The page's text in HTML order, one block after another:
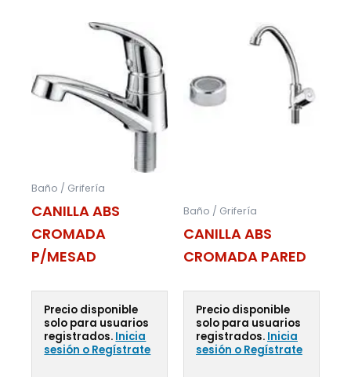
Baño / Grifería
CANILLA ABS
CROMADA
P/MESAD
Precio disponible
solo para usuarios
registrados. Inicia
sesión o Regístrate
Baño / Grifería
CANILLA ABS
CROMADA PARED
Precio disponible
solo para usuarios
registrados. Inicia
sesión o Regístrate